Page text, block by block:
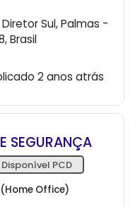
Sul, Palmas -
Brasil
2 anos atrás
SEGURANÇA
Disponível PCD
(Home Office)